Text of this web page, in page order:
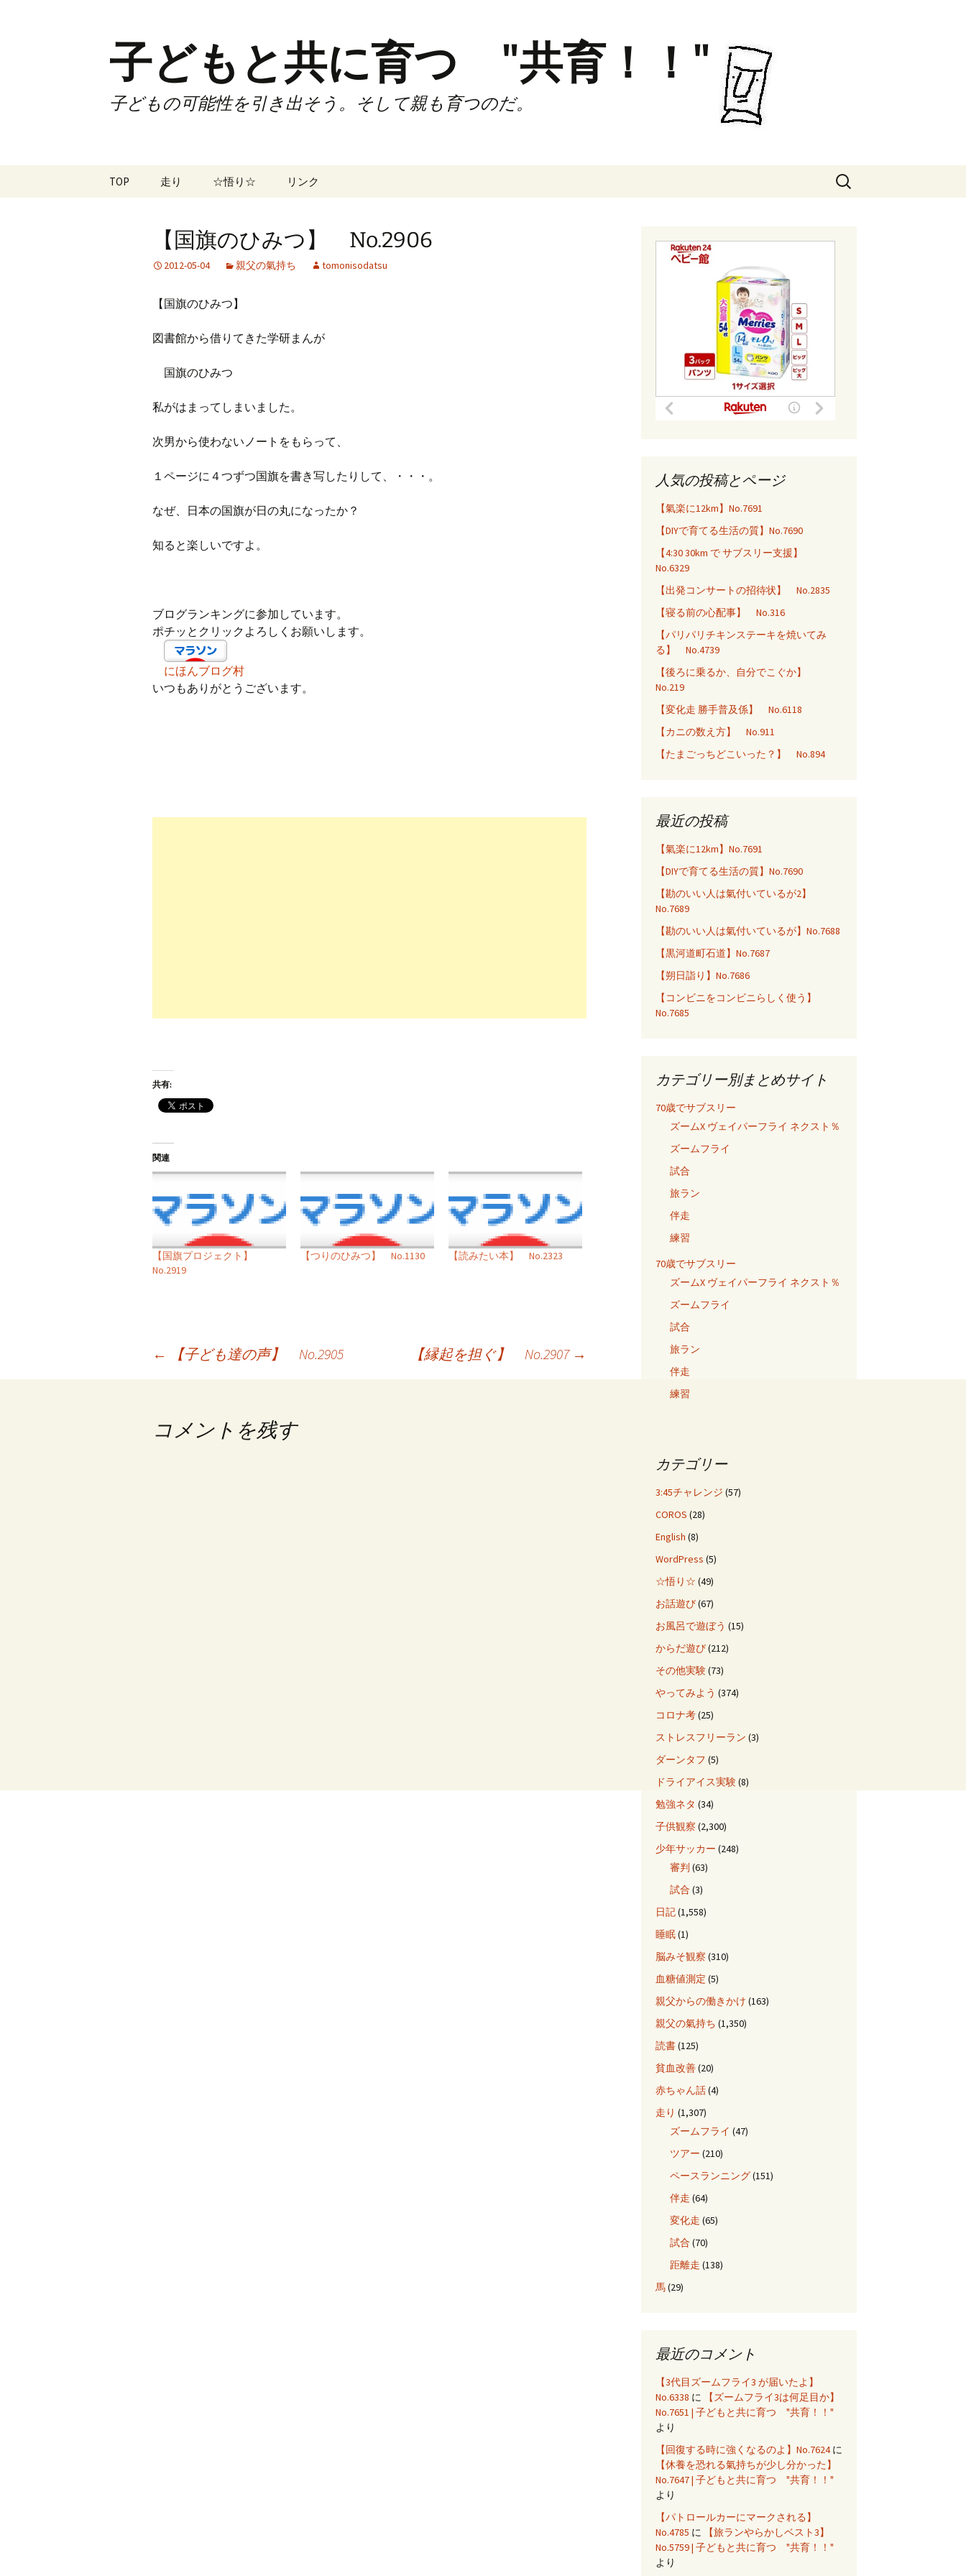
子どもと共に育つ "共育！！"
子どもの可能性を引き出そう。そして親も育つのだ。
TOP 走り
試合
☆悟り☆ リンク
ブ
検
索:
【国旗のひみつ】 No.2906
2012-05-04 親父の氣持ち tomonisodatsu
【国旗のひみつ】
図書館から借りてきた学研まんが
国旗のひみつ
私がはまってしまいました。
次男から使わないノートをもらって、
１ページに４つずつ国旗を書き写したりして、・・・。
なぜ、日本の国旗が日の丸になったか？
知ると楽しいですよ。
ブログランキングに参加しています。
ポチッとクリックよろしくお願いします。
にほんブログ村
いつもありがとうございます。
共有:
関連
【国旗プロジェクト】
No.2919
【つりのひみつ】 No.1130 【読みたい本】 No.2323
稿
← 【子ども達の声】 No.2905 【縁起を担ぐ】 No.2907 →
コメントを残す
人気の投稿とページ
【氣楽に12km】No.7691
【DIYで育てる生活の質】No.7690
【4:30 30km で サブスリー支援】
No.6329
【出発コンサートの招待状】 No.2835
【寝る前の心配事】 No.316
【パリパリチキンステーキを焼いてみ
る】 No.4739
【後ろに乗るか、自分でこぐか】
No.219
【変化走 勝手普及係】 No.6118
【カニの数え方】 No.911
【たまごっちどこいった？】 No.894
最近の投稿
【氣楽に12km】No.7691
【DIYで育てる生活の質】No.7690
【勘のいい人は氣付いているが2】
No.7689
【勘のいい人は氣付いているが】No.7688
【黒河道町石道】No.7687
【朔日詣り】No.7686
【コンビニをコンビニらしく使う】
No.7685
カテゴリー別まとめサイト
70歳でサブスリー
ズームX ヴェイパーフライ ネクスト％
ズームフライ
試合
旅ラン
伴走
練習
70歳でサブスリー
ズームX ヴェイパーフライ ネクスト％
ズームフライ
試合
旅ラン
伴走
練習
カテゴリー
3:45チャレンジ (57)
COROS (28)
English (8)
WordPress (5)
☆悟り☆ (49)
お話遊び(67)
お風呂で遊ぼう (15)
からだ遊び(212)
その他実験(73)
やってみよう (374)
コロナ考(25)
ストレスフリーラン (3)
ダーンタフ (5)
ドライアイス実験(8)
勉強ネタ (34)
子供観察 (2,300)
少年サッカー (248)
審判 (63)
試合 (3)
日記(1,558)
睡眠(1)
脳みそ観察 (310)
血糖値測定 (5)
親父からの働きかけ (163)
親父の氣持ち (1,350)
読書(125)
貧血改善(20)
赤ちゃん話(4)
走り (1,307)
ズームフライ (47)
ツアー (210)
ペースランニング(151)
伴走 (64)
変化走 (65)
試合 (70)
距離走 (138)
馬(29)
最近のコメント
【3代目ズームフライ3 が届いたよ】
No.6338 に
【ズームフライ3は何足目か】
No.7651 | 子どもと共に育つ "共育！！"
より
【回復する時に強くなるのよ】No.7624に
【休養を恐れる氣持ちが少し分かった】
No.7647 | 子どもと共に育つ "共育！！"
より
【パトロールカーにマークされる】
No.4785 に
【旅ランやらかしベスト3】
No.5759 | 子どもと共に育つ "共育！！"
より